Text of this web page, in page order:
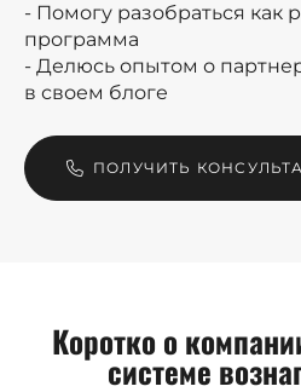
- Помогу разобраться как
программа
- Делюсь опытом о
в своем блоге
ПОЛУЧИТЬ
Коротко о
системе